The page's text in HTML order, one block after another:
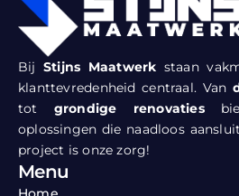
BijStijns Maatwerk staan
klanttevredenheid centraal. Van
tot grondige renovaties
oplossingen die naadloos
project is onze zorg!
Menu